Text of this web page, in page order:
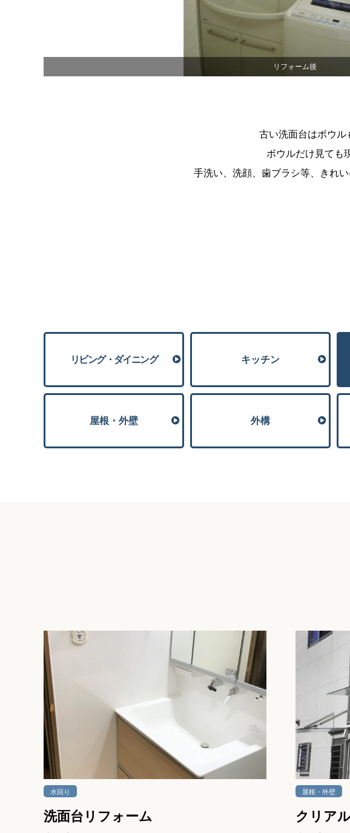
リフォーム後
古い洗面台はボウル
ボウルだけ見ても
手洗い、洗顔、歯ブラシ等、きれ
リビング・ダイニング キッチン
屋根・外壁 外構
水回り
洗面台リフォーム
屋根・外壁
クリア